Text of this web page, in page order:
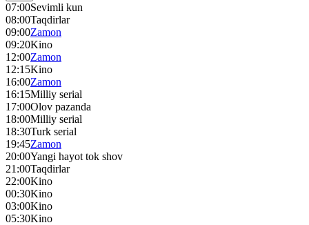
07:00Sevimli kun
08:00Taqdirlar
09:00Zamon
09:20Kino
12:00Zamon
12:15Kino
16:00Zamon
16:15Milliy serial
17:00Olov pazanda
18:00Milliy serial
18:30Turk serial
19:45Zamon
20:00Yangi hayot tok shov
21:00Taqdirlar
22:00Kino
00:30Kino
03:00Kino
05:30Kino